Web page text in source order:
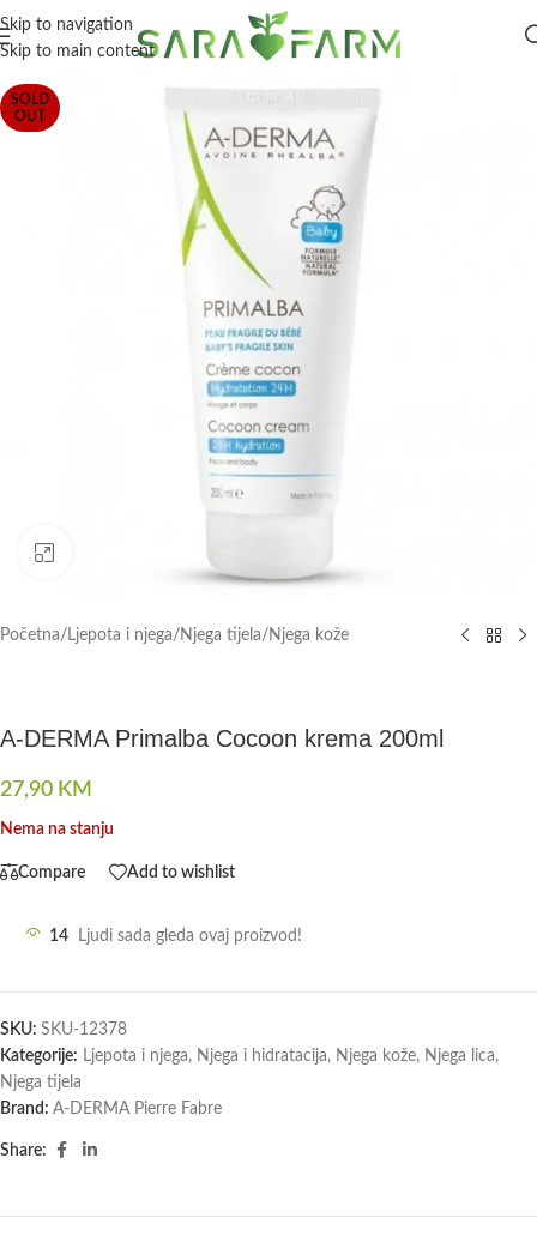
Skip to navigation
Skip to main content
SOLD
OUT
Početna/ Ljepota i njega/ Njega tijela/ Njega kože
A-DERMA Primalba Cocoon krema 200ml
27,90 KM
Nema na stanju
Compare Add to wishlist
14 Ljudi sada gleda ovaj proizvod!
SKU: SKU-12378
Kategorije: Ljepota i njega, Njega i hidratacija, Njega kože, Njega lica,
Njega tijela
Brand: A-DERMA Pierre Fabre
Share: